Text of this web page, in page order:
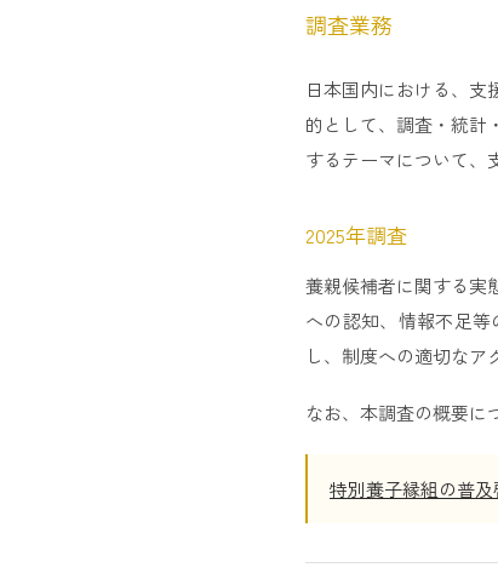
調査業務
日本国内における、
的として、調査・統計
するテーマについて、
2025年調査
養親候補者に関する実
への認知、情報不足
し、制度への適切なア
なお、本調査の概要に
特別養子縁組の普及